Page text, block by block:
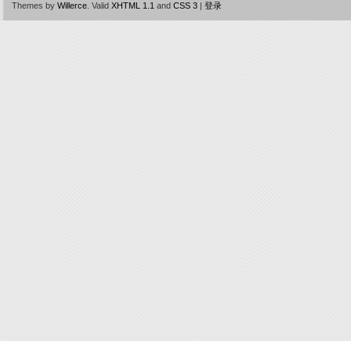
Themes by Willerce Valid XHTML 1.1 and CSS 3 | 登录